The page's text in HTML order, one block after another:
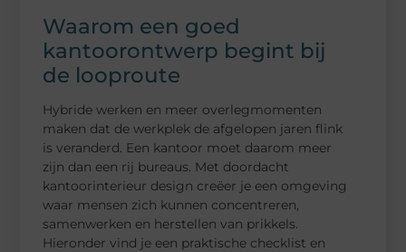
Waarom een goed
kantoorontwerp begint bij
de looproute
Hybride werken en meer overlegmomenten
maken dat de werkplek de afgelopen jaren flink
is veranderd. Een kantoor moet daarom meer
zijn dan een rij bureaus. Met doordacht
kantoorinterieur design creëer je een omgeving
waar mensen zich kunnen concentreren,
samenwerken en herstellen van prikkels.
Hieronder vind je een praktische checklist en